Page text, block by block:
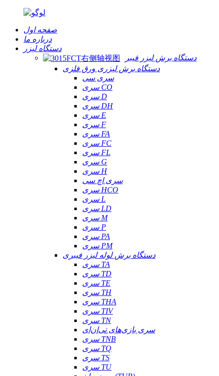
صفحه اول
درباره ما
دستگاه لیزر
دستگاه برش لیزر فیبر
دستگاه برش لیزری ورق فلزی
سری سی
سری CO
سری D
سری DH
سری E
سری F
سری FA
سری FC
سری FL
سری G
سری H
سری اچ سی
سری HCO
سری L
سری LD
سری M
سری P
سری PA
سری PM
دستگاه برش لوله لیزر فیبری
سری TA
سری TD
سری TE
سری TH
سری THA
سری TIV
سری TN
سری بازی‌های تی‌ان‌ای
سری TNB
سری TQ
سری TS
سری TU